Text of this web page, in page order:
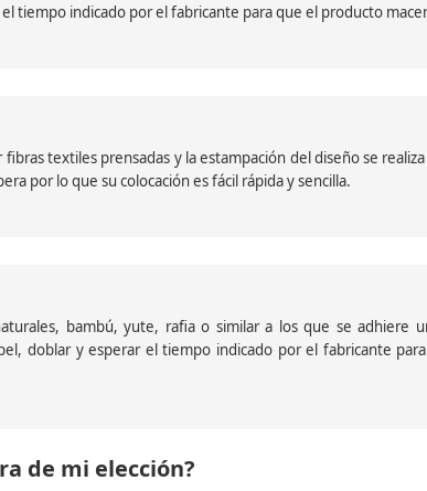
tiempo indicado por el fabricante para que el producto
textiles prensadas y la estampación del diseño se
por lo que su colocación es fácil rápida y sencilla.
bambú, yute, rafia o similar a los que se adhiere
doblar y esperar el tiempo indicado por el fabricante
de mi elección?